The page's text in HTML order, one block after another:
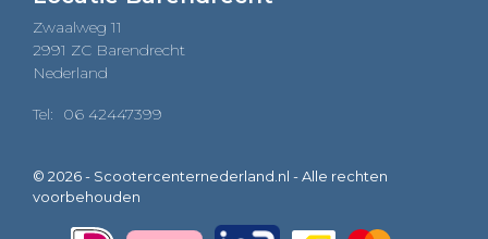
Zwaalweg 11
2991 ZC Barendrecht
Nederland
Tel: 06 42447399
© 2026 - Scootercenternederland.nl - Alle rechten
voorbehouden